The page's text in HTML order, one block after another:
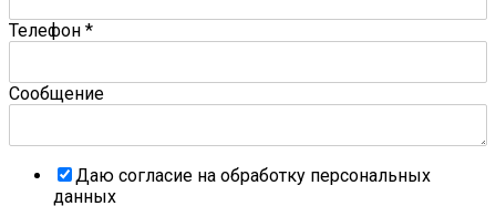
Телефон *
Сообщение
Даю согласие на обработку персональных
данных